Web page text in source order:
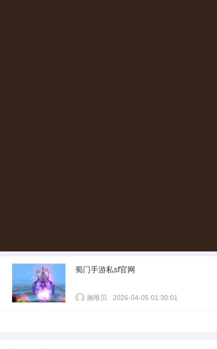
蜀门手游私sf官网
施唯贝 2026-04-05 01:30:01